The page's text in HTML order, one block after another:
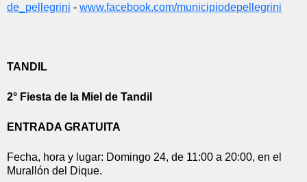
de_pellegrini - www.facebook.com/municipiodepellegrini
TANDIL
2° Fiesta de la Miel de Tandil
ENTRADA GRATUITA
Fecha, hora y lugar: Domingo 24, de 11:00 a 20:00, en el
Murallón del Dique.